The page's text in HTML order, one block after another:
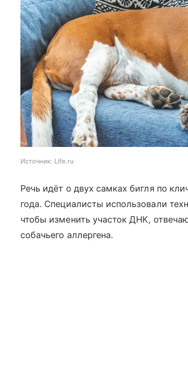
Источник: Life.ru
Речь идёт о двух самках бигля по
года. Специалисты использовали
чтобы изменить участок ДНК,
собачьего аллергена.